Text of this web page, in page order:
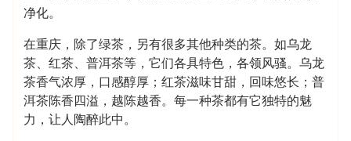
净化。
在重庆，除了绿茶，另有很多其他种类的茶。如乌龙
茶、红茶、普洱茶等，它们各具特色，各领风骚。乌龙
茶香气浓厚，口感醇厚；红茶滋味甘甜，回味悠长；普
洱茶陈香四溢，越陈越香。每一种茶都有它独特的魅
力，让人陶醉此中。